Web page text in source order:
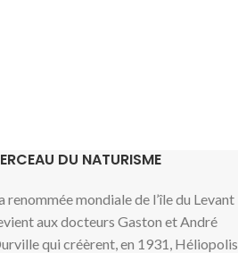
DU NATURISME
renommée mondiale de l’île du Levant
aux docteurs Gaston et André
qui créèrent, en 1931, Héliopolis